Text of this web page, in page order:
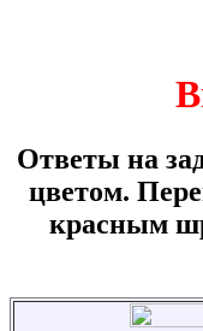
Ответы на
цветом.
красным